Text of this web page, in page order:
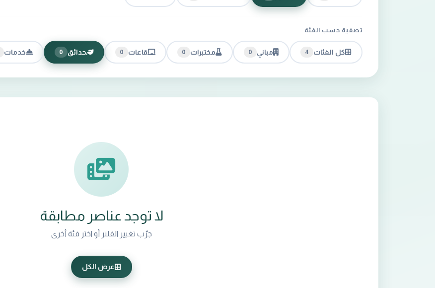
تصفية حسب الفئة
كل الفئات 4 مباني 0 مختبرات 0 قاعات 0 حدائق 0 خدمات
لا توجد عناصر مطابقة
جرّب تغيير الفلتر أو اختر فئة أخرى
عرض الكل